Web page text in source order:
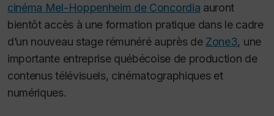
cinéma Mel-Hoppenheim de Concordia auront
bientôt accès à une formation pratique dans le cadre
d’un nouveau stage rémunéré auprès de Zone3, une
importante entreprise québécoise de production de
contenus télévisuels, cinématographiques et
numériques.